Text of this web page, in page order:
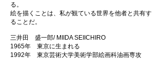
る。
絵を描くことは、私が観ている世界を他者と共有す
ることだ。
三井田 盛一郎/ MIIDA SEIICHIRO
1965年 東京に生まれる
1992年 東京芸術大学美術学部絵画科油画専攻